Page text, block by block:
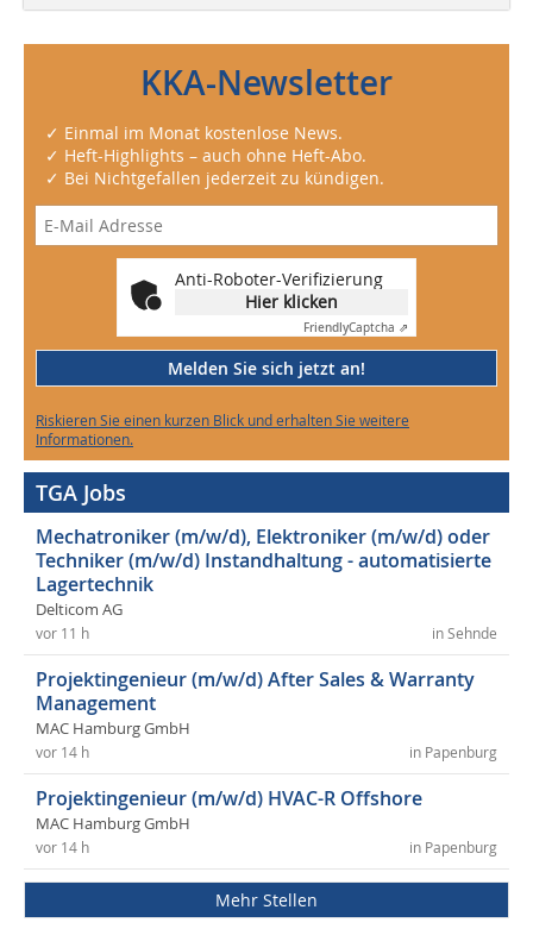
KKA-Newsletter
✓ Einmal im Monat kostenlose News.
✓ Heft-Highlights – auch ohne Heft-Abo.
✓ Bei Nichtgefallen jederzeit zu kündigen.
Anti-Roboter-Verifizierung
Hier klicken
FriendlyCaptcha ⇗
Melden Sie sich jetzt an!
Riskieren Sie einen kurzen Blick und erhalten Sie weitere
Informationen.
TGA Jobs
Mechatroniker (m/w/d), Elektroniker (m/w/d) oder
Techniker (m/w/d) Instandhaltung - automatisierte
Lagertechnik
Delticom AG
in Sehnde
vor 11 h
Projektingenieur (m/w/d) After Sales & Warranty
Management
MAC Hamburg GmbH
in Papenburg
vor 14 h
Projektingenieur (m/w/d) HVAC-R Offshore
MAC Hamburg GmbH
in Papenburg
vor 14 h
Mehr Stellen